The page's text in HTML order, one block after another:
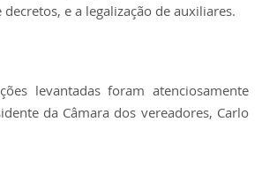
e a legalização de auxiliares.
levantadas foram atenciosamente
da Câmara dos vereadores, Carlo